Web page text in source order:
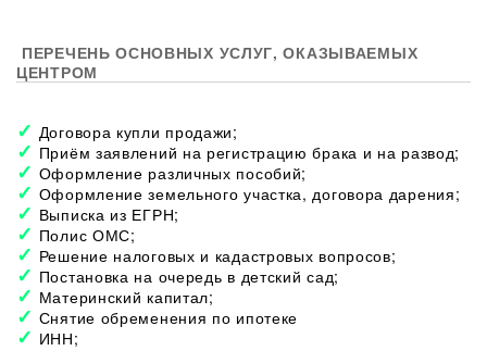
ПЕРЕЧЕНЬ ОСНОВНЫХ УСЛУГ, ОКАЗЫВАЕМЫХ
ЦЕНТРОМ
Договора купли продажи;
Приём заявлений на регистрацию брака и на развод;
Оформление различных пособий;
Оформление земельного участка, договора дарения;
Выписка из ЕГРН;
Полис ОМС;
Решение налоговых и кадастровых вопросов;
Постановка на очередь в детский сад;
Материнский капитал;
Снятие обременения по ипотеке
ИНН;